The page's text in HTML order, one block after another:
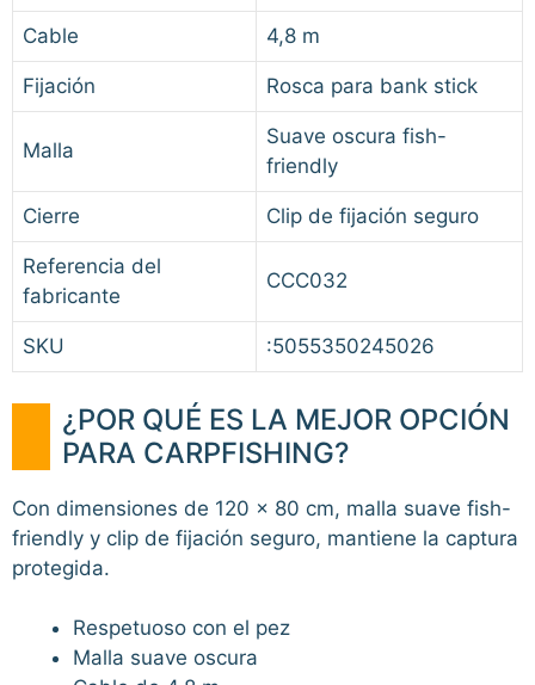
Cable 4,8 m
Fijación Rosca para bank stick
Malla
Suave oscura fish-
friendly
Cierre Clip de fijación seguro
Referencia del
fabricante
CCC032
SKU :5055350245026
¿POR QUÉ ES LA MEJOR OPCIÓN
PARA CARPFISHING?
Con dimensiones de 120 x 80 cm, malla suave fish-
friendly y clip de fijación seguro, mantiene la captura
protegida.
Respetuoso con el pez
Malla suave oscura